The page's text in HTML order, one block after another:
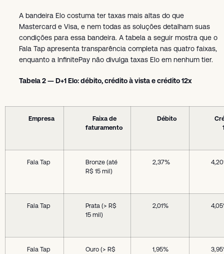
A bandeira Elo costuma ter taxas mais altas do que
Mastercard e Visa, e nem todas as soluções detalham suas
condições para essa bandeira. A tabela a seguir mostra que o
Fala Tap apresenta transparência completa nas quatro faixas,
enquanto a InfinitePay não divulga taxas Elo em nenhum tier.
Tabela 2 — D+1 Elo: débito, crédito à vista e crédito 12x
Empresa
Faixa de
faturamento
Débito
Fala Tap
Bronze (até
R$ 15 mil)
2,37%
Fala Tap
Prata (> R$
15 mil)
2,01%
Fala Tap
Ouro (> R$
1,95%